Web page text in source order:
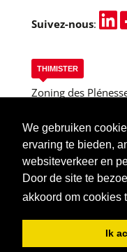
We gebruiken
ervaring te bieden,
websiteverkeer en
Door de site te
akkoord om cookies
Ik
Suivez-nous:
THIMISTER
Zoning des
B-4890 Thimister
T :+32 (0)87 445 955
Thimister (Liège)